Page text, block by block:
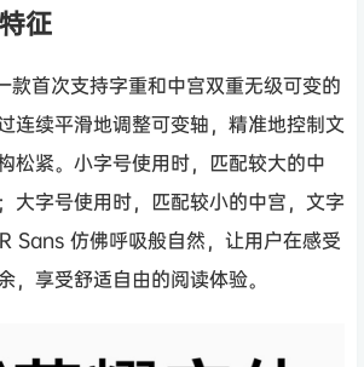
征
款首次支持字重和中宫双重无级可变的
连续平滑地调整可变轴，精准地控制文
松紧。小字号使用时，匹配较大的中
大字号使用时，匹配较小的中宫，文字
Sans 仿佛呼吸般自然，让用户在感受
，享受舒适自由的阅读体验。